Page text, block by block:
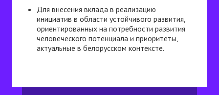
Для внесения вклада в реализацию
инициатив в области устойчивого развития,
ориентированных на потребности развития
человеческого потенциала и приоритеты,
актуальные в белорусском контексте.